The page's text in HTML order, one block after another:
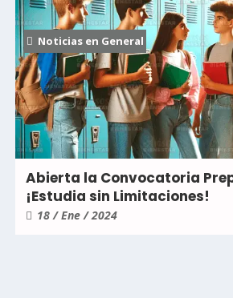
Noticias en General
Abierta la Convocatoria
¡Estudia sin Limitaciones!
18 / Ene / 2024